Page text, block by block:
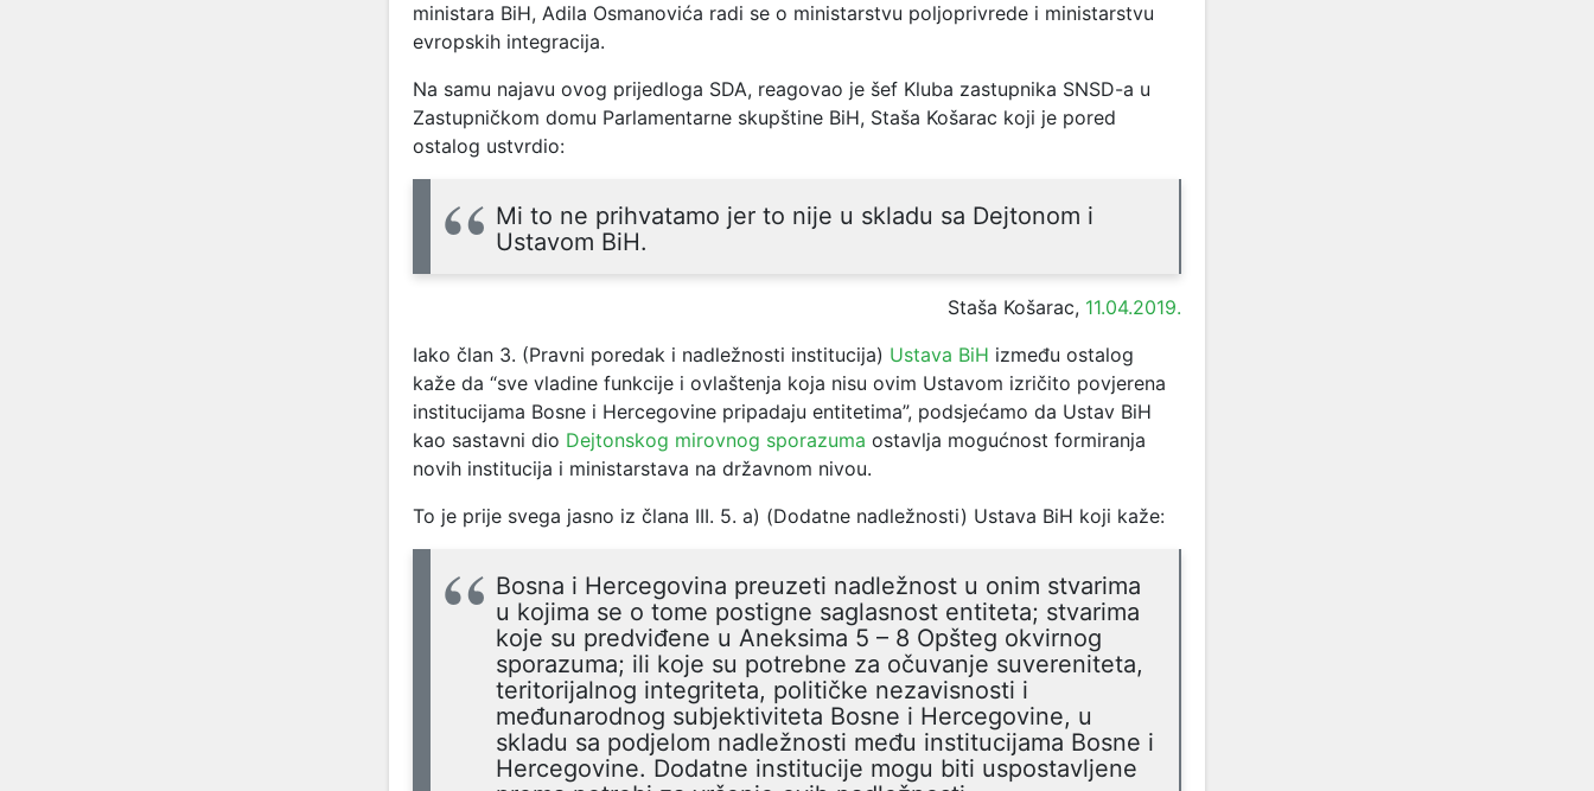
ministara BiH, Adila Osmanovića radi se o ministarstvu poljoprivrede i ministarstvu
evropskih integracija.
Na samu najavu ovog prijedloga SDA, reagovao je šef Kluba zastupnika SNSD-a u
Zastupničkom domu Parlamentarne skupštine BiH, Staša Košarac koji je pored
ostalog ustvrdio:
Mi to ne prihvatamo jer to nije u skladu sa Dejtonom i
Ustavom BiH.
Staša Košarac, 11.04.2019.
Iako član 3. (Pravni poredak i nadležnosti institucija) Ustava BiH između ostalog
kaže da “sve vladine funkcije i ovlaštenja koja nisu ovim Ustavom izričito povjerena
institucijama Bosne i Hercegovine pripadaju entitetima”, podsjećamo da Ustav BiH
kao sastavni dio Dejtonskog mirovnog sporazuma ostavlja mogućnost formiranja
novih institucija i ministarstava na državnom nivou.
To je prije svega jasno iz člana III. 5. a) (Dodatne nadležnosti) Ustava BiH koji kaže:
Bosna i Hercegovina preuzeti nadležnost u onim stvarima
u kojima se o tome postigne saglasnost entiteta; stvarima
koje su predviđene u Aneksima 5 – 8 Opšteg okvirnog
sporazuma; ili koje su potrebne za očuvanje suvereniteta,
teritorijalnog integriteta, političke nezavisnosti i
međunarodnog subjektiviteta Bosne i Hercegovine, u
skladu sa podjelom nadležnosti među institucijama Bosne i
Hercegovine. Dodatne institucije mogu biti uspostavljene